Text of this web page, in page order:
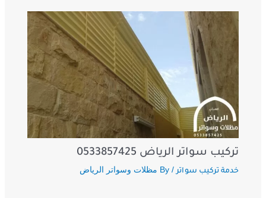
تركيب سواتر الرياض 0533857425
خدمة تركيب سواتر / By مظلات وسواتر الرياض